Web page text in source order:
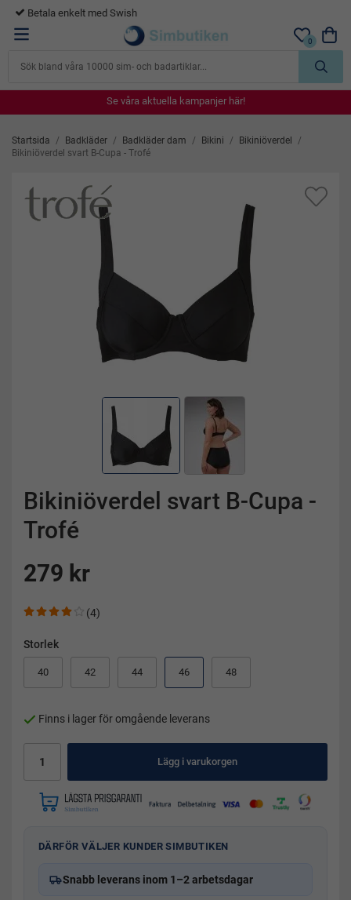
365 dagars öppet köp
0
Se våra aktuella kampanjer här!
Se våra aktuella kampanjer här!
Se våra aktuella kampanjer här!
Se våra aktuella kampanjer här!
Startsida / Badkläder / Badkläder dam / Bikini / Bikiniöverdel
/
Bikiniöverdel svart B-Cupa - Trofé
Bikiniöverdel svart B-Cupa -
Trofé
279 kr
(4)
Storlek
40 42 44 46 48
Finns i lager för omgående leverans
Lägg i varukorgen
DÄRFÖR VÄLJER KUNDER SIMBUTIKEN
Snabb leverans inom 1–2 arbetsdagar